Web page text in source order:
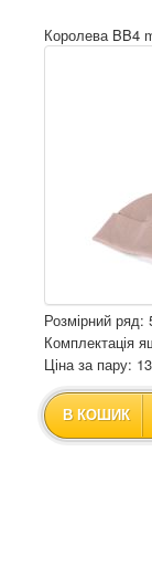
Королева BB4
Розмірний ряд:
Комплектація
Ціна за пару:
В КОШИК